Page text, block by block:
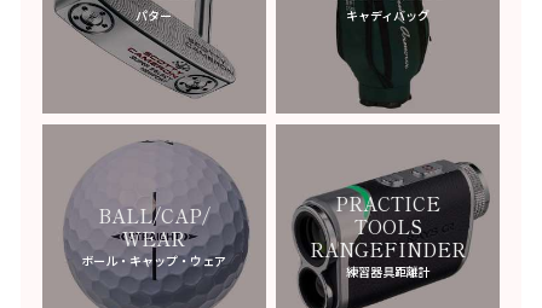
JOHN GALLIANO-ジョンガリアーノ-
-ジルサンダー-
CELINE
-セリーヌ-
SEIKO
-セイコー-
ZENITH
-ゼニス-
パター キャディバッグ
BALL/CAP/
WEAR
ボール・キャップ・ウェア
PRACTICE
TOOLS
RANGEFINDER
練習器具距離計